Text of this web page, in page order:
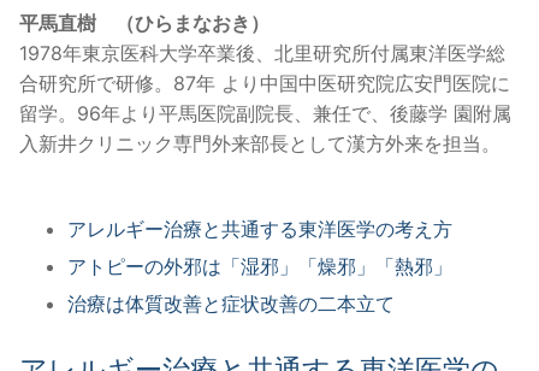
平馬直樹 （ひらまなおき）
1978年東京医科大学卒業後、北里研究所付属東洋医学総
合研究所で研修。87年 より中国中医研究院広安門医院に
留学。96年より平馬医院副院長、兼任で、後藤学 園附属
入新井クリニック専門外来部長として漢方外来を担当。
アレルギー治療と共通する東洋医学の考え方
アトピーの外邪は「湿邪」「燥邪」「熱邪」
治療は体質改善と症状改善の二本立て